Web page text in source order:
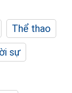
Thể thao
sự